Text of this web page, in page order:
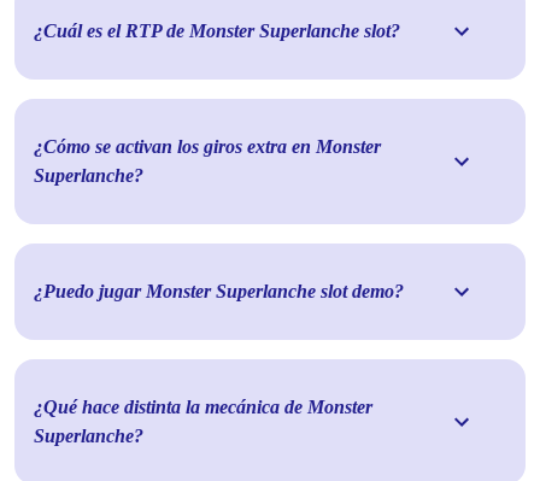
¿Cuál es el RTP de Monster Superlanche slot?
¿Cómo se activan los giros extra en Monster
Superlanche?
¿Puedo jugar Monster Superlanche slot demo?
¿Qué hace distinta la mecánica de Monster
Superlanche?